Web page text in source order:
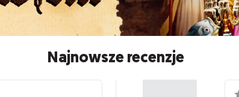
Najnowsze recenzje